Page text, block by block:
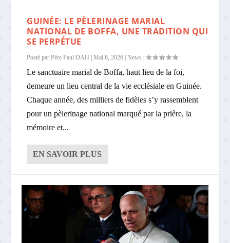
GUINÉE: LE PÈLERINAGE MARIAL
NATIONAL DE BOFFA, UNE TRADITION QUI
SE PERPÉTUE
Posté parPère Paul DAH |Mai 6, 2026 |News |
Le sanctuaire marial de Boffa, haut lieu de la foi,
demeure un lieu central de la vie ecclésiale en Guinée.
Chaque année, des milliers de fidèles s’y rassemblent
pour un pèlerinage national marqué par la prière, la
mémoire et...
EN SAVOIR PLUS